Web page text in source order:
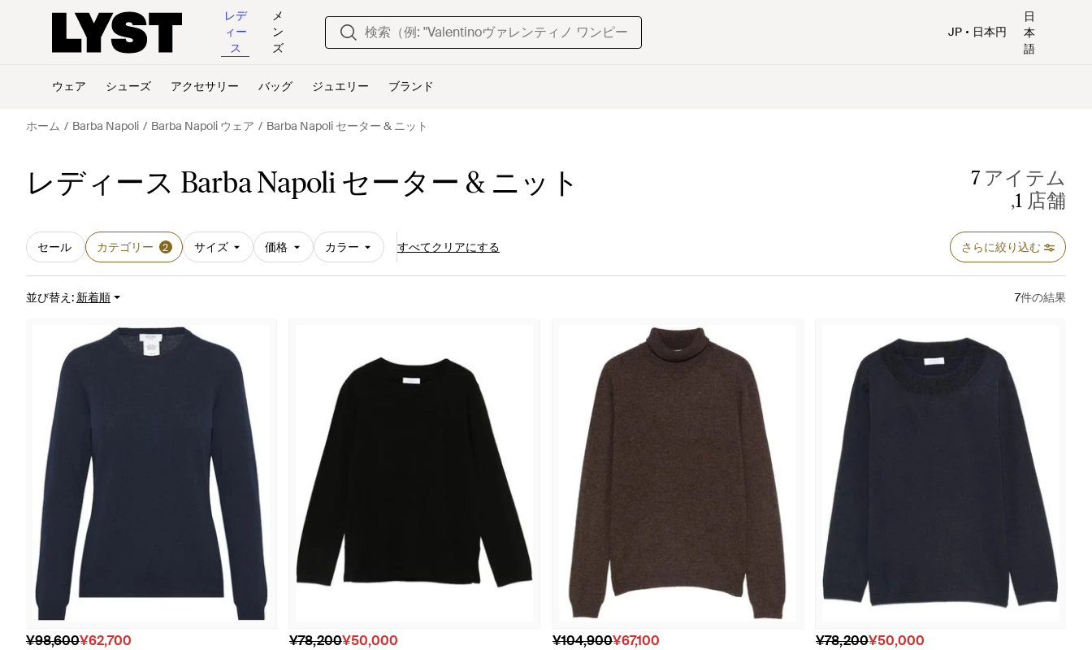
レデ
ィー
ス
メ
ン
ズ
JP 日本円
日
本
語
ウェア シューズ アクセサリー バッグ ジュエリー ブランド
ホーム Barba Napoli Barba Napoli ウェア Barba Napoli セーター & ニット
レディース Barba Napoli セーター & ニット 7 アイテム
,1 店舗
セール カテゴリー 2 サイズ 価格 カラー すべてクリアにする さらに絞り込む
並び替え : 新着順 7件の結果
¥98,600¥62,700 ¥78,200¥50,000 ¥104,900¥67,100 ¥78,200¥50,000